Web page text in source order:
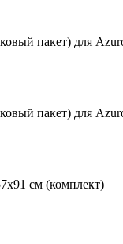
пакет) для
пакет) для
см (комплект)